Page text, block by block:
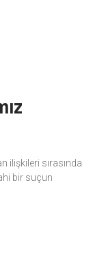
ilişkileri sırasında
bir suçun